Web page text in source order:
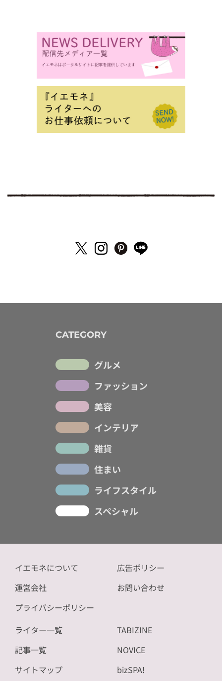
CATEGORY
グルメ
ファッション
美容
インテリア
雑貨
住まい
ライフスタイル
スペシャル
イエモネについて
運営会社
プライバシーポリシー
広告ポリシー
お問い合わせ
ライター一覧
記事一覧
サイトマップ
TABIZINE
NOVICE
bizSPA!